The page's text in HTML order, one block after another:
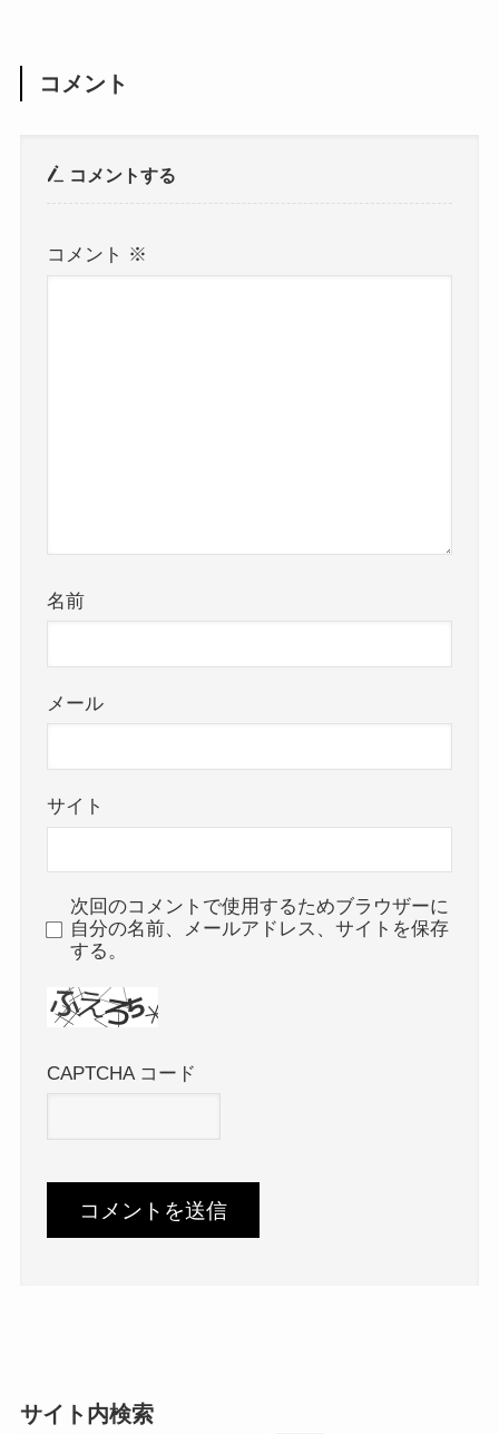
コメント
コメントする
コメント ※
名前
メール
サイト
次回のコメントで使用するためブラウザーに
自分の名前、メールアドレス、サイトを保存
する。
CAPTCHA コード
サイト内検索